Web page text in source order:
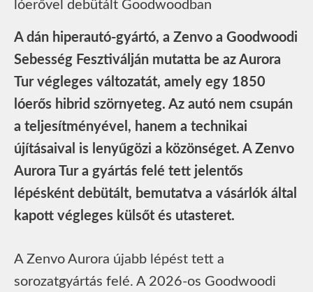
A dán hiperautó-gyártó, a Zenvo a Goodwoodi
Sebesség Fesztiválján mutatta be az Aurora
Tur végleges változatát, amely egy 1850
lóerős hibrid szörnyeteg. Az autó nem csupán
a teljesítményével, hanem a technikai
újításaival is lenyűgözi a közönséget. A Zenvo
Aurora Tur a gyártás felé tett jelentős
lépésként debütált, bemutatva a vásárlók által
kapott végleges külsőt és utasteret.
A Zenvo Aurora újabb lépést tett a
sorozatgyártás felé. A 2026-os Goodwoodi